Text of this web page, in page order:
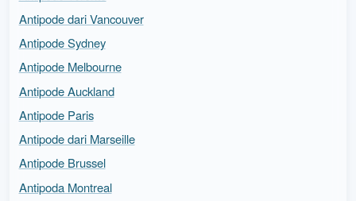
Antipode dari Vancouver
Antipode Sydney
Antipode Melbourne
Antipode Auckland
Antipode Paris
Antipode dari Marseille
Antipode Brussel
Antipoda Montreal